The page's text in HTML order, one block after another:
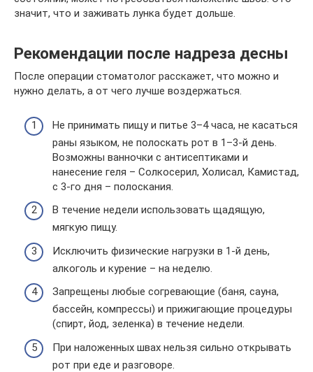
значит, что и заживать лунка будет дольше.
Рекомендации после надреза десны
После операции стоматолог расскажет, что можно и
нужно делать, а от чего лучше воздержаться.
Не принимать пищу и питье 3–4 часа, не касаться
раны языком, не полоскать рот в 1–3-й день.
Возможны ванночки с антисептиками и
нанесение геля – Солкосерил, Холисал, Камистад,
с 3-го дня – полоскания.
В течение недели использовать щадящую,
мягкую пищу.
Исключить физические нагрузки в 1-й день,
алкоголь и курение – на неделю.
Запрещены любые согревающие (баня, сауна,
бассейн, компрессы) и прижигающие процедуры
(спирт, йод, зеленка) в течение недели.
При наложенных швах нельзя сильно открывать
рот при еде и разговоре.